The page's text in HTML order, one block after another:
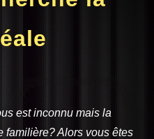
est inconnu mais la
familière? Alors vous êtes